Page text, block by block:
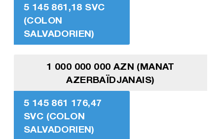
5 145 861,18 SVC
(COLON
SALVADORIEN)
1 000 000 000 AZN (MANAT
AZERBAÏDJANAIS)
5 145 861 176,47
SVC (COLON
SALVADORIEN)